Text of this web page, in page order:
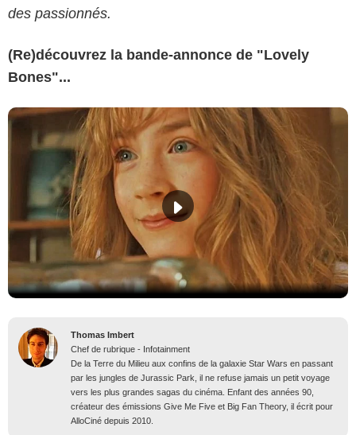
des passionnés.
(Re)découvrez la bande-annonce de "Lovely
Bones"...
Thomas Imbert
Chef de rubrique - Infotainment
De la Terre du Milieu aux confins de la galaxie Star Wars en passant
par les jungles de Jurassic Park, il ne refuse jamais un petit voyage
vers les plus grandes sagas du cinéma. Enfant des années 90,
créateur des émissions Give Me Five et Big Fan Theory, il écrit pour
AlloCiné depuis 2010.